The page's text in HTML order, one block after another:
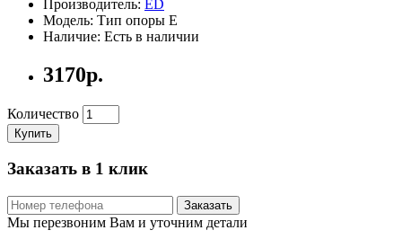
Производитель: ED
Модель: Тип опоры Е
Наличие: Есть в наличии
3170р.
Количество
Купить
Заказать в 1 клик
Заказать
Мы перезвоним Вам и уточним детали